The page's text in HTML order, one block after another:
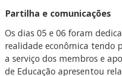
Partilha e comunicações
Os dias 05 e 06 foram
realidade econômica tendo
a serviço dos membros e
de Educação apresentou